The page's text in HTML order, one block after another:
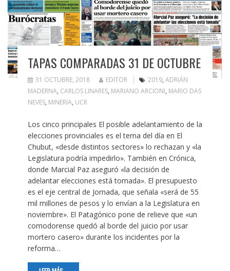
TAPAS COMPARADAS 31 DE OCTUBRE
31 OCTUBRE, 2018 EDITOR 2019, ADRIÁN
MADERNA, CARLOS LINARES, MARIANO ARCIONI, MARIO DAS
NEVES, MINERIA, UCR
Los cinco principales El posible adelantamiento de la
elecciones provinciales es el tema del día en El
Chubut, «desde distintos sectores» lo rechazan y «la
Legislatura podría impedirlo». También en Crónica,
donde Marcial Paz aseguró «la decisión de
adelantar elecciones está tomada». El presupuesto
es el eje central de Jornada, que señala «será de 55
mil millones de pesos y lo envían a la Legislatura en
noviembre». El Patagónico pone de relieve que «un
comodorense quedó al borde del juicio por usar
mortero casero» durante los incidentes por la
reforma…